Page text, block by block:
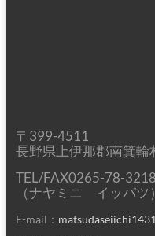
〒399-4511
長野県上伊那郡南箕輪
TEL/FAX0265-78-3218
（ナヤミニ イッパツ）
E-mail：